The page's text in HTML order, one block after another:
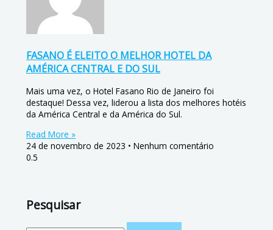
FASANO É ELEITO O MELHOR HOTEL DA
AMÉRICA CENTRAL E DO SUL
Mais uma vez, o Hotel Fasano Rio de Janeiro foi
destaque! Dessa vez, liderou a lista dos melhores hotéis
da América Central e da América do Sul.
Read More »
24 de novembro de 2023
Nenhum comentário
Pesquisar